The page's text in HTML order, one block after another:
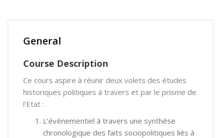
General
Course Description
Ce cours aspire à réunir deux volets des études
historiques politiques à travers et par le prisme de
l’Etat :
L’évènementiel à travers une synthèse
chronologique des faits sociopolitiques liés à